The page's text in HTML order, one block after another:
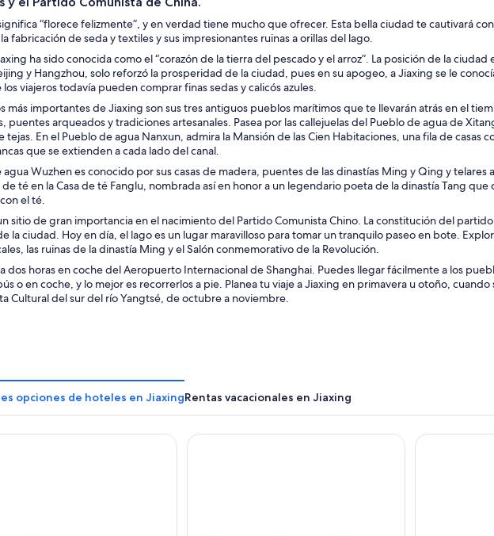
bordeada de edificios de madera tradicionales, faroles rojos y plantas en macetas.
“florece felizmente”, y en verdad tiene mucho que ofrecer. Esta bella ciudad te cautivará
fabricación de seda y textiles y sus impresionantes ruinas a orillas del lago.
ha sido conocida como el “corazón de la tierra del pescado y el arroz”. La posición de la ciudad
y Hangzhou, solo reforzó la prosperidad de la ciudad, pues en su apogeo, a Jiaxing se le
viajeros todavía pueden comprar finas sedas y calicós azules.
más importantes de Jiaxing son sus tres antiguos pueblos marítimos que te llevarán atrás en el
puentes arqueados y tradiciones artesanales. Pasea por las callejuelas del Pueblo de agua de
tejas. En el Pueblo de agua Nanxun, admira la Mansión de las Cien Habitaciones, una fila de casas
que se extienden a cada lado del canal.
agua Wuzhen es conocido por sus casas de madera, puentes de las dinastías Ming y Qing y telares
de té en la Casa de té Fanglu, nombrada así en honor a un legendario poeta de la dinastía Tang
el té.
sitio de gran importancia en el nacimiento del Partido Comunista Chino. La constitución del
la ciudad. Hoy en día, el lago es un lugar maravilloso para tomar un tranquilo paseo en bote.
las ruinas de la dinastía Ming y el Salón conmemorativo de la Revolución.
dos horas en coche del Aeropuerto Internacional de Shanghai. Puedes llegar fácilmente a los
o en coche, y lo mejor es recorrerlos a pie. Planea tu viaje a Jiaxing en primavera u otoño, cuando
Cultural del sur del río Yangtsé, de octubre a noviembre.
opciones de hoteles en JiaxingRentas vacacionales en Jiaxing
Zhejiang Jiaxing Marriott Hotel Tan Alley